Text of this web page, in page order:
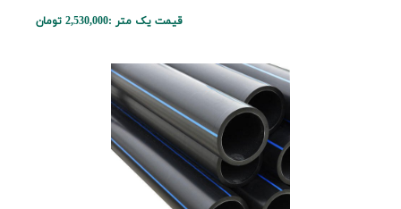
قیمت یک متر :2,530,000 تومان